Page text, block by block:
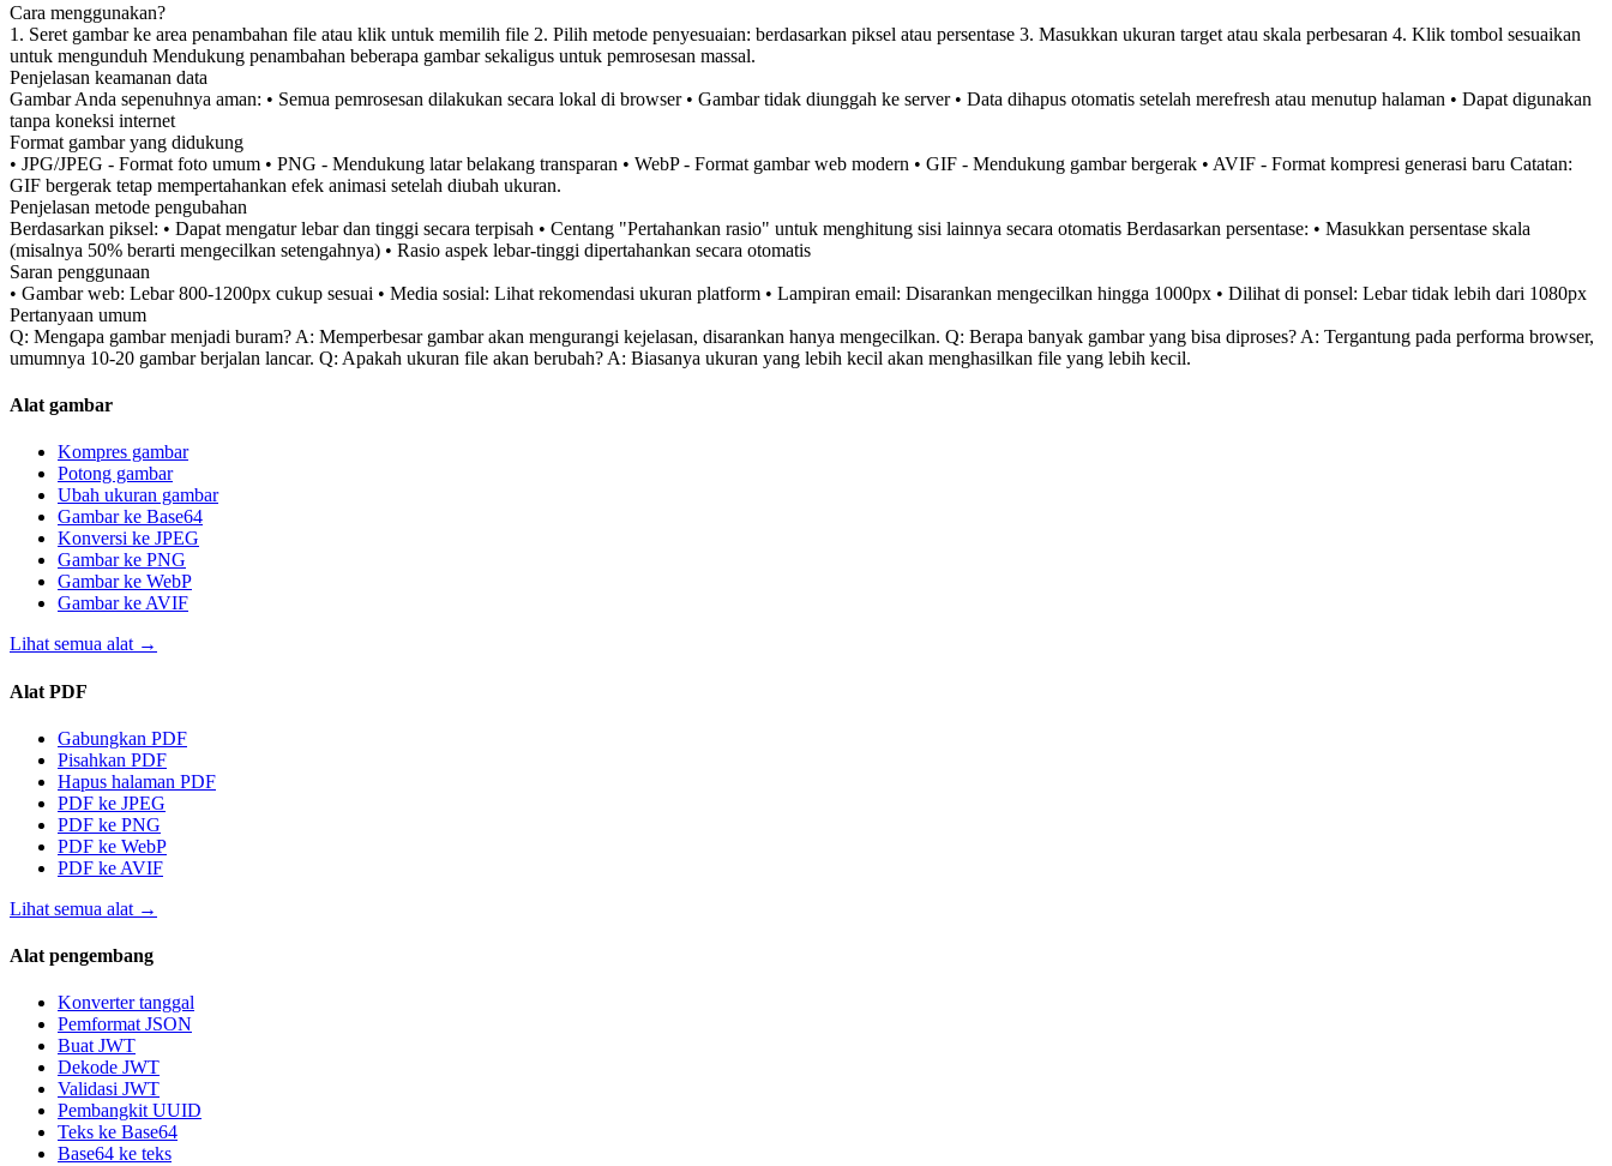
Cara menggunakan?
1. Seret gambar ke area penambahan file atau klik untuk memilih file 2. Pilih metode penyesuaian: berdasarkan piksel atau persentase 3. Masukkan ukuran target atau skala perbesaran 4. Klik tombol sesuaikan
untuk mengunduh Mendukung penambahan beberapa gambar sekaligus untuk pemrosesan massal.
Penjelasan keamanan data
Gambar Anda sepenuhnya aman: • Semua pemrosesan dilakukan secara lokal di browser • Gambar tidak diunggah ke server • Data dihapus otomatis setelah merefresh atau menutup halaman • Dapat digunakan
tanpa koneksi internet
Format gambar yang didukung
• JPG/JPEG - Format foto umum • PNG - Mendukung latar belakang transparan • WebP - Format gambar web modern • GIF - Mendukung gambar bergerak • AVIF - Format kompresi generasi baru Catatan:
GIF bergerak tetap mempertahankan efek animasi setelah diubah ukuran.
Penjelasan metode pengubahan
Berdasarkan piksel: • Dapat mengatur lebar dan tinggi secara terpisah • Centang "Pertahankan rasio" untuk menghitung sisi lainnya secara otomatis Berdasarkan persentase: • Masukkan persentase skala
(misalnya 50% berarti mengecilkan setengahnya) • Rasio aspek lebar-tinggi dipertahankan secara otomatis
Saran penggunaan
• Gambar web: Lebar 800-1200px cukup sesuai • Media sosial: Lihat rekomendasi ukuran platform • Lampiran email: Disarankan mengecilkan hingga 1000px • Dilihat di ponsel: Lebar tidak lebih dari 1080px
Pertanyaan umum
Q: Mengapa gambar menjadi buram? A: Memperbesar gambar akan mengurangi kejelasan, disarankan hanya mengecilkan. Q: Berapa banyak gambar yang bisa diproses? A: Tergantung pada performa browser,
umumnya 10-20 gambar berjalan lancar. Q: Apakah ukuran file akan berubah? A: Biasanya ukuran yang lebih kecil akan menghasilkan file yang lebih kecil.
Alat gambar
Kompres gambar
Potong gambar
Ubah ukuran gambar
Gambar ke Base64
Konversi ke JPEG
Gambar ke PNG
Gambar ke WebP
Gambar ke AVIF
Lihat semua alat→
Alat PDF
Gabungkan PDF
Pisahkan PDF
Hapus halaman PDF
PDF ke JPEG
PDF ke PNG
PDF ke WebP
PDF ke AVIF
Lihat semua alat →
Alat pengembang
Konverter tanggal
Pemformat JSON
Buat JWT
Dekode JWT
Validasi JWT
Pembangkit UUID
Teks ke Base64
Base64 ke teks